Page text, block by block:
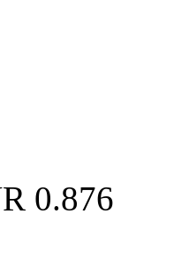
0.876